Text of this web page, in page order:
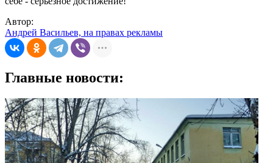
Автор:
Андрей Васильев, на правах рекламы
Главные новости: